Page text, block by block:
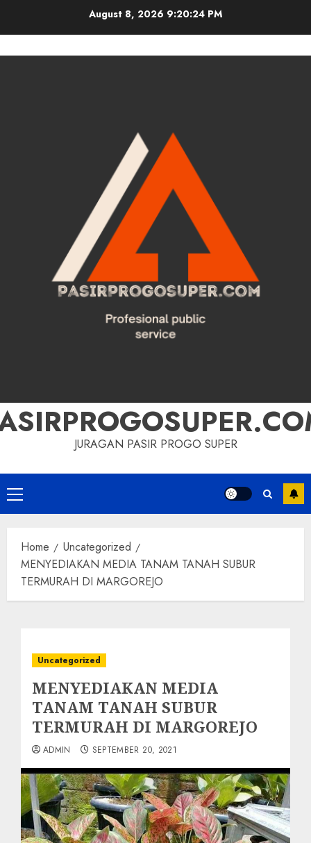
August 8, 2026 9:20:25 PM
JURAGAN PASIR PROGO SUPER
Primary
Menu
Home
Uncategorized
MENYEDIAKAN MEDIA TANAM TANAH SUBUR
TERMURAH DI MARGOREJO
Uncategorized
MENYEDIAKAN MEDIA
TANAM TANAH SUBUR
TERMURAH DI MARGOREJO
ADMIN SEPTEMBER 20, 2021